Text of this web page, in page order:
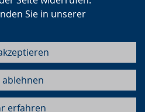
Sie in unserer
ablehnen
erfahren